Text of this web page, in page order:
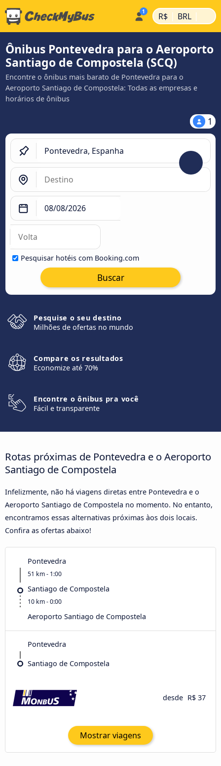
R$ | BRL |
Ônibus Pontevedra para o Aeroporto
Santiago de Compostela (SCQ)
Encontre o ônibus mais barato de Pontevedra para o
Aeroporto Santiago de Compostela: Todas as empresas e
horários de ônibus
1
Pesquisar hotéis com Booking.com
Buscar
Pesquise o seu destino
Milhões de ofertas no mundo
Compare os resultados
Economize até 70%
Encontre o ônibus pra você
Fácil e transparente
Rotas próximas de Pontevedra e o Aeroporto
Santiago de Compostela
Infelizmente, não há viagens diretas entre Pontevedra e o
Aeroporto Santiago de Compostela no momento. No entanto,
encontramos essas alternativas próximas àos dois locais.
Confira as ofertas abaixo!
Pontevedra
51 km - 1:00
Santiago de Compostela
10 km - 0:00
Aeroporto Santiago de Compostela
Pontevedra
Santiago de Compostela
desde R$ 37
Mostrar viagens